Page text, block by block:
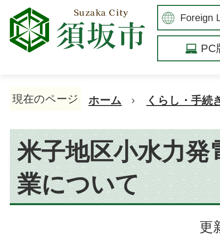
PC
現在のページ ホーム くらし・手続
米子地区小水力発
業について
更